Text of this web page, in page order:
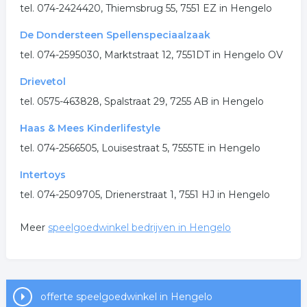
.tel. 074-2424420, Thiemsbrug 55, 7551 EZ in Hengelo
De Dondersteen Spellenspeciaalzaak
tel. 074-2595030, Marktstraat 12, 7551DT in Hengelo OV
Drievetol
tel. 0575-463828, Spalstraat 29, 7255 AB in Hengelo
Haas & Mees Kinderlifestyle
tel. 074-2566505, Louisestraat 5, 7555TE in Hengelo
Intertoys
tel. 074-2509705, Drienerstraat 1, 7551 HJ in Hengelo
Meer speelgoedwinkel bedrijven in Hengelo
offerte speelgoedwinkel in Hengelo